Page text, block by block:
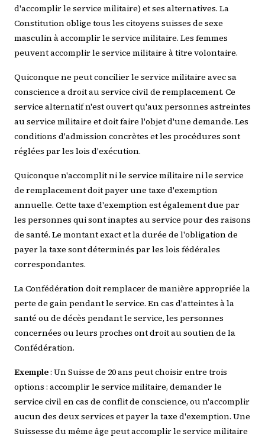
d'accomplir le service militaire) et ses alternatives. La
Constitution oblige tous les citoyens suisses de sexe
masculin à accomplir le service militaire. Les femmes
peuvent accomplir le service militaire à titre volontaire.
Quiconque ne peut concilier le service militaire avec sa
conscience a droit au service civil de remplacement. Ce
service alternatif n'est ouvert qu'aux personnes astreintes
au service militaire et doit faire l'objet d'une demande. Les
conditions d'admission concrètes et les procédures sont
réglées par les lois d'exécution.
Quiconque n'accomplit ni le service militaire ni le service
de remplacement doit payer une taxe d'exemption
annuelle. Cette taxe d'exemption est également due par
les personnes qui sont inaptes au service pour des raisons
de santé. Le montant exact et la durée de l'obligation de
payer la taxe sont déterminés par les lois fédérales
correspondantes.
La Confédération doit remplacer de manière appropriée la
perte de gain pendant le service. En cas d'atteintes à la
santé ou de décès pendant le service, les personnes
concernées ou leurs proches ont droit au soutien de la
Confédération.
Exemple: Un Suisse de 20 ans peut choisir entre trois
options : accomplir le service militaire, demander le
service civil en cas de conflit de conscience, ou n'accomplir
aucun des deux services et payer la taxe d'exemption. Une
Suissesse du même âge peut accomplir le service militaire